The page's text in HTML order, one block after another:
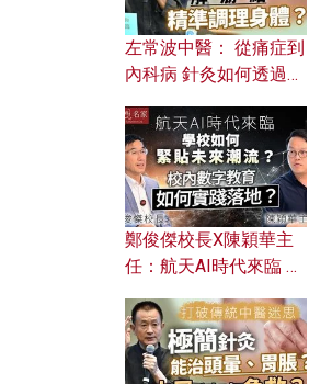
左常波中醫： 從痛症到
內科病 針灸如何透過解
鄭俊傑校長X陳穎華主
任：航天AI時代來臨 學
校內數字教育如何實踐
落地？